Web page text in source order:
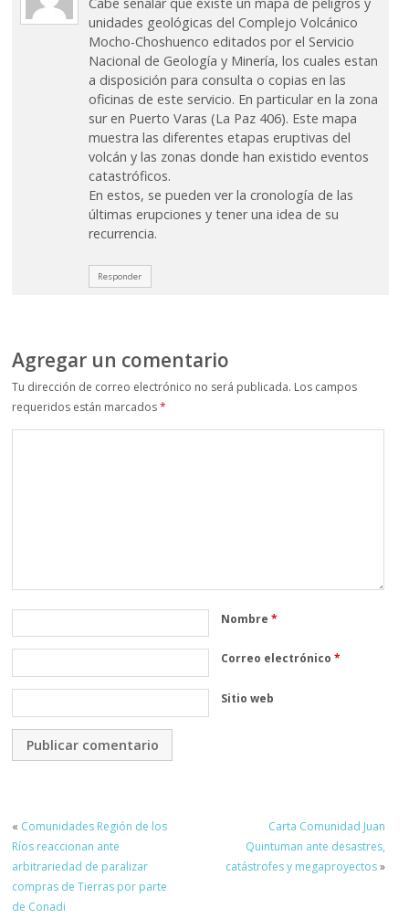
unidades geológicas del Complejo Volcánico
Mocho-Choshuenco editados por el Servicio
Nacional de Geología y Minería, los cuales estan
a disposición para consulta o copias en las
oficinas de este servicio. En particular en la zona
sur en Puerto Varas (La Paz 406). Este mapa
muestra las diferentes etapas eruptivas del
volcán y las zonas donde han existido eventos
catastróficos.
En estos, se pueden ver la cronología de las
últimas erupciones y tener una idea de su
recurrencia.
Responder
Agregar un comentario
Tu dirección de correo electrónico no será publicada. Los campos
requeridos están marcados*
Nombre*
Correo electrónico*
Sitio web
« Comunidades Región de los
Ríos reaccionan ante
arbitrariedad de paralizar
compras de Tierras por parte
de Conadi
Carta Comunidad Juan
Quintuman ante desastres,
catástrofes y megaproyectos»